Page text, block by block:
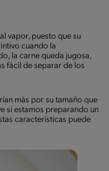
vapor, puesto que su
cuando la
la carne queda jugosa,
fácil de separar de los
más por su tamaño que
si estamos preparando un
características puede